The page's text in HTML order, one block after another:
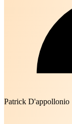
Patrick D'appollonio